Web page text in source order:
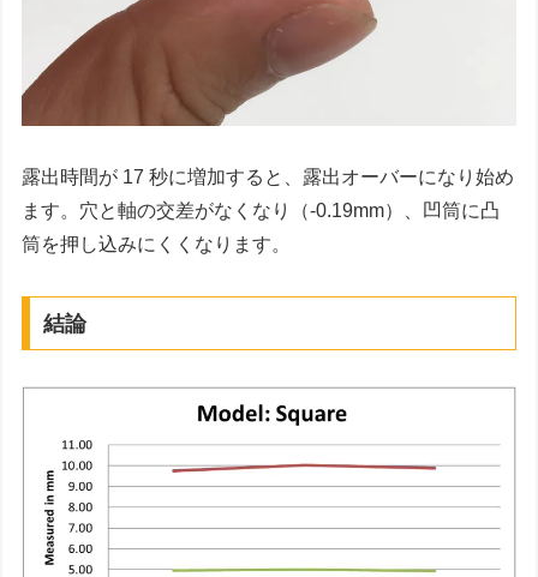
露出時間が 17 秒に増加すると、露出オーバーになり始め
ます。穴と軸の交差がなくなり（-0.19mm）、凹筒に凸
筒を押し込みにくくなります。
結論